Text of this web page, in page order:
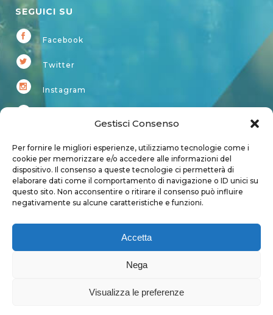
Gestisci Consenso
Per fornire le migliori esperienze, utilizziamo tecnologie come i
cookie per memorizzare e/o accedere alle informazioni del
dispositivo. Il consenso a queste tecnologie ci permetterà di
elaborare dati come il comportamento di navigazione o ID unici su
questo sito. Non acconsentire o ritirare il consenso può influire
negativamente su alcune caratteristiche e funzioni.
Accetta
Nega
Visualizza le preferenze
SEGUICI SU
Facebook
Twitter
Instagram
Account
Login